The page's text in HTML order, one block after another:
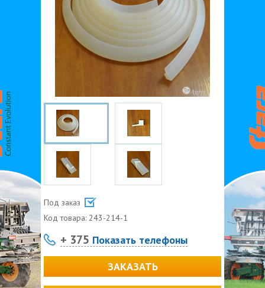
Под заказ
Код товара: 243-214-1
+ 375 Показать телефоны
ЗАКАЗАТЬ